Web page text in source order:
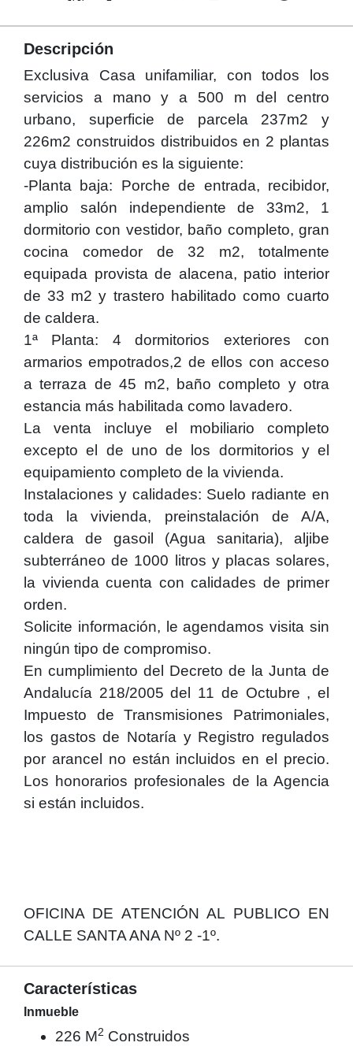
Descripción
Exclusiva Casa unifamiliar, con todos los
servicios a mano y a 500 m del centro
urbano, superficie de parcela 237m2 y
226m2 construidos distribuidos en 2 plantas
cuya distribución es la siguiente:
-Planta baja: Porche de entrada, recibidor,
amplio salón independiente de 33m2, 1
dormitorio con vestidor, baño completo, gran
cocina comedor de 32 m2, totalmente
equipada provista de alacena, patio interior
de 33 m2 y trastero habilitado como cuarto
de caldera.
1ª Planta: 4 dormitorios exteriores con
armarios empotrados,2 de ellos con acceso
a terraza de 45 m2, baño completo y otra
estancia más habilitada como lavadero.
La venta incluye el mobiliario completo
excepto el de uno de los dormitorios y el
equipamiento completo de la vivienda.
Instalaciones y calidades: Suelo radiante en
toda la vivienda, preinstalación de A/A,
caldera de gasoil (Agua sanitaria), aljibe
subterráneo de 1000 litros y placas solares,
la vivienda cuenta con calidades de primer
orden.
Solicite información, le agendamos visita sin
ningún tipo de compromiso.
En cumplimiento del Decreto de la Junta de
Andalucía 218/2005 del 11 de Octubre , el
Impuesto de Transmisiones Patrimoniales,
los gastos de Notaría y Registro regulados
por arancel no están incluidos en el precio.
Los honorarios profesionales de la Agencia
si están incluidos.
OFICINA DE ATENCIÓN AL PUBLICO EN
CALLE SANTA ANA Nº 2 -1º.
Características
Inmueble
226 M2 Construidos